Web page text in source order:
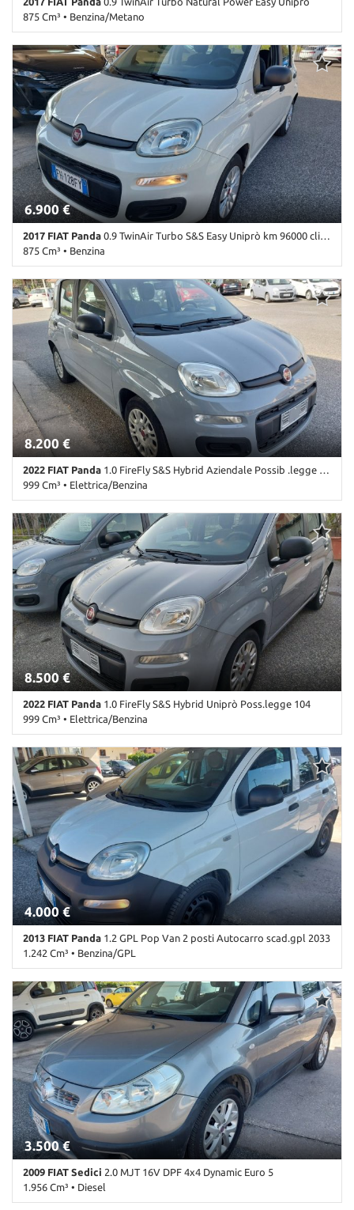
875 Cm³ • Benzina/Metano
103.000 Km • Cambio Manuale (5) • Bianco pastello • 5 Porte • ABS
• Airbag • Airbag Passeggero • Airbag testa • Alzacristalli elettrici
• Autoradio • Chiusura centralizzata • Climatizzatore • Controllo
trazione • Cronologia tagliandi • ESP • Immobilizzatore elettronico
• Lettore CD • Servosterzo • Start/Stop Automatico
6.900 €
2017 FIAT Panda 0.9 TwinAir Turbo S&S Easy Uniprò km 96000 clima
875 Cm³ • Benzina
96.000 Km • Cambio Manuale (5) • Bianco pastello • 5 Porte • ABS •
Airbag • Airbag Passeggero • Airbag testa • Alzacristalli elettrici •
Autoradio • Chiusura centralizzata • Climatizzatore • Controllo
trazione • ESP • Immobilizzatore elettronico • Lettore CD • Ruotino
• Servosterzo • Start/Stop Automatico
8.200 €
2022 FIAT Panda 1.0 FireFly S&S Hybrid Aziendale Possib .legge 104
999 Cm³ • Elettrica/Benzina
107.000 Km • Cambio Manuale (6) • Grigio pastello • 5 Porte • ABS •
Airbag • Airbag Passeggero • Airbag testa • Alzacristalli elettrici •
Antifurto • Autoradio • Cerchi in lega • Chiusura centralizzata •
Climatizzatore • Controllo trazione • ESP • Immobilizzatore
elettronico • Lettore CD • Servosterzo • Start/Stop Automatico •
USB
8.500 €
2022 FIAT Panda 1.0 FireFly S&S Hybrid Uniprò Poss.legge 104
999 Cm³ • Elettrica/Benzina
104.000 Km • Cambio Manuale (6) • Grigio pastello • 5 Porte • ABS •
Airbag • Airbag Passeggero • Airbag testa • Alzacristalli elettrici •
Antifurto • Autoradio • Chiusura centralizzata • Climatizzatore •
Controllo trazione • ESP • Immobilizzatore elettronico • MP3 •
Servosterzo • Start/Stop Automatico • USB
4.000 €
2013 FIAT Panda 1.2 GPL Pop Van 2 posti Autocarro scad.gpl 2033
1.242 Cm³ • Benzina/GPL
178.000 Km • Cambio Manuale (5) • Bianco pastello • 5 Porte • ABS
• Airbag • Airbag laterali • Airbag Passeggero • Alzacristalli
elettrici • Autoradio • Boardcomputer • Chiusura centralizzata •
Climatizzatore • Immobilizzatore elettronico • Lettore CD •
Servosterzo • USB
3.500 €
2009 FIAT Sedici 2.0 MJT 16V DPF 4x4 Dynamic Euro 5
1.956 Cm³ • Diesel